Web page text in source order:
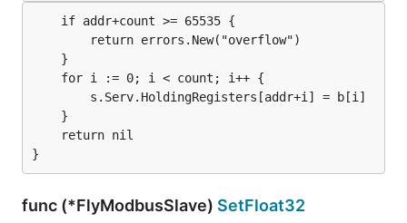
func (*FlyModbusSlave) SetFloat32